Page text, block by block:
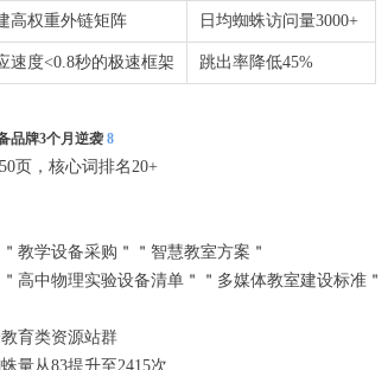
高权重外链矩阵 日均蜘蛛访问量3000+
速度<0.8秒的极速框架 跳出率降低45%
品牌3个月逆袭8
页，核心词排名20+
教学设备采购＂＂智慧教室方案＂
高中物理实验设备清单＂＂多媒体教室建设标准＂
育类资源站群
量从83提升至2415次